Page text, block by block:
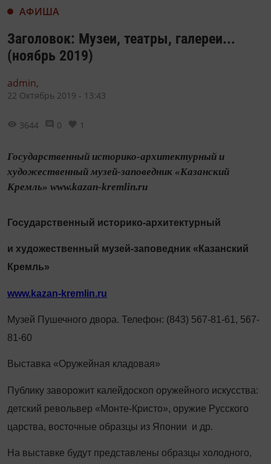
АФИША
Заголовок: Музеи, театры, галереи...
(ноябрь 2019)
admin,
22 Октябрь 2019 - 13:43
3644 0 1
Государственный историко-архитектурный и
художественный музей-заповедник «Казанский
Кремль» www.kazan-kremlin.ru
Государственный историко-архитектурный
и художественный музей-заповедник «Казанский
Кремль»
www.kazan-kremlin.ru
Музей Пушечного двора. Телефон: (843) 567-81-61, 567-
81-60
Выставка «Оружейная кладовая»
Публику заворожит калейдоскоп оружейного искусства:
детский револьвер «Монте-Кристо», оружие Русского
царства, восточные образцы из Японии и др.
На выставке будут представлены образцы холодного,